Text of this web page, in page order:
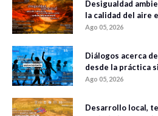
Desigualdad
la calidad del aire
Ago 05, 2026
Diálogos acerca
desde la práctica
Ago 05, 2026
Desarrollo local,